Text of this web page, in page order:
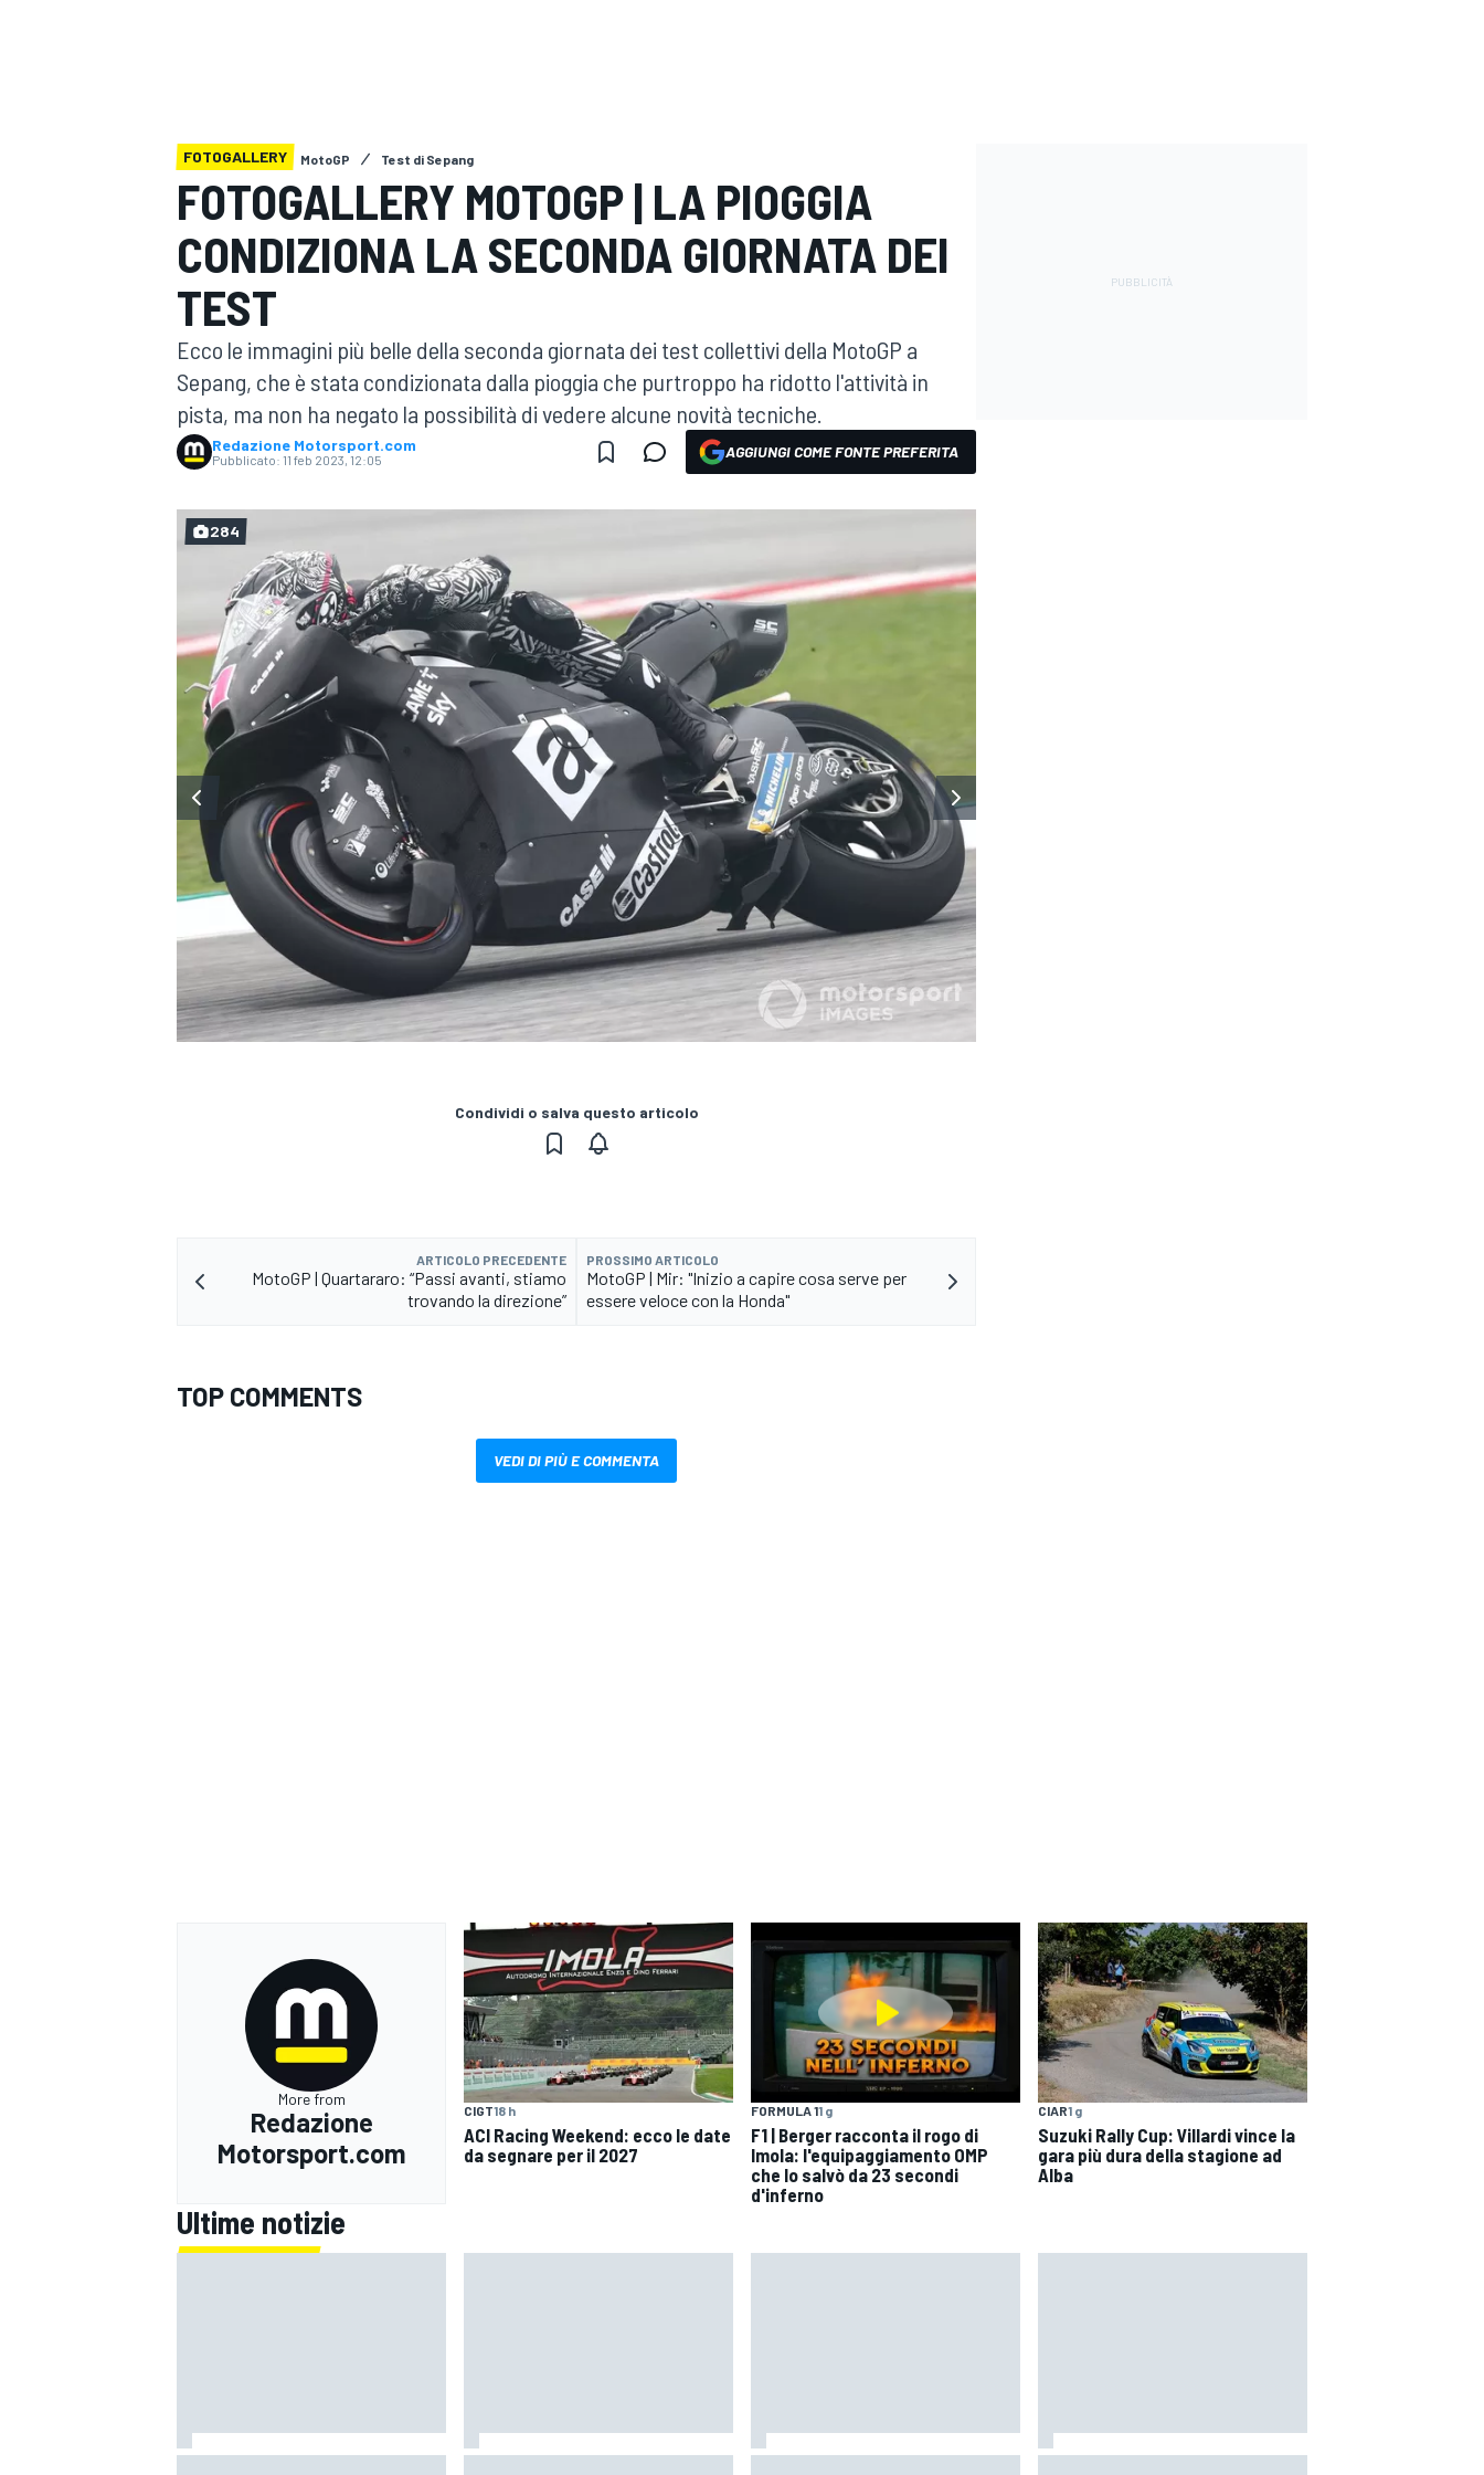
WRC
MONOPOSTO
FOTOGALLERY MotoGP Test di Sepang
FOTOGALLERY MOTOGP | LA PIOGGIA
CONDIZIONA LA SECONDA GIORNATA DEI
TEST
Ecco le immagini più belle della seconda giornata dei test collettivi della MotoGP a
Sepang, che è stata condizionata dalla pioggia che purtroppo ha ridotto l'attività in
pista, ma non ha negato la possibilità di vedere alcune novità tecniche.
Redazione Motorsport.com
Pubblicato: 11 feb 2023, 12:05 AGGIUNGI COME FONTE PREFERITA
284
Condividi o salva questo articolo
ARTICOLO PRECEDENTE
MotoGP | Quartararo: “Passi avanti, stiamo
trovando la direzione”
PROSSIMO ARTICOLO
MotoGP | Mir: "Inizio a capire cosa serve per
essere veloce con la Honda"
TOP COMMENTS
VEDI DI PIÙ E COMMENTA
More from
Redazione
Motorsport.com
CIGT18 h
ACI Racing Weekend: ecco le date
da segnare per il 2027
FORMULA 11 g
F1 | Berger racconta il rogo di
Imola: l'equipaggiamento OMP
che lo salvò da 23 secondi
d'inferno
CIAR1 g
Suzuki Rally Cup: Villardi vince la
gara più dura della stagione ad
Alba
Ultime notizie